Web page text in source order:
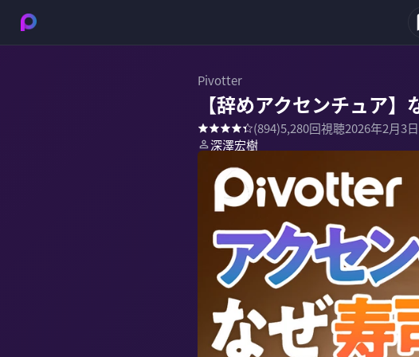
Pivotter
【辞めアクセンチュア
(894)5,280回視聴2026年2月3日
深澤宏樹